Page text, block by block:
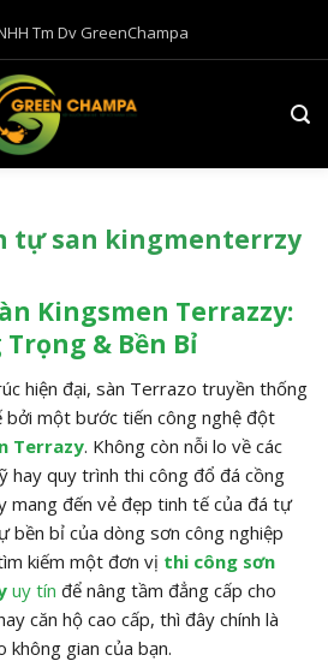
Tm Dv GreenChampa
tự san kingmenterrzy
Kingsmen Terrazzy:
& Bền Bỉ
hiện đại, sàn Terrazo truyền thống
bởi một bước tiến công nghệ đột
Terrazy. Không còn nỗi lo về các
hay quy trình thi công đổ đá cồng
mang đến vẻ đẹp tinh tế của đá tự
bền bỉ của dòng sơn công nghiệp
kiếm một đơn vị thi công sơn
uy tín để nâng tầm đẳng cấp cho
căn hộ cao cấp, thì đây chính là
không gian của bạn.